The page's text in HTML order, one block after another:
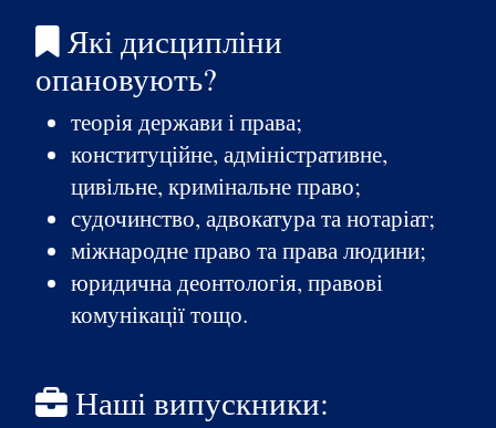
Які дисципліни
опановують?
теорія держави і права;
конституційне, адміністративне,
цивільне, кримінальне право;
судочинство, адвокатура та нотаріат;
міжнародне право та права людини;
юридична деонтологія, правові
комунікації тощо.
Наші випускники: